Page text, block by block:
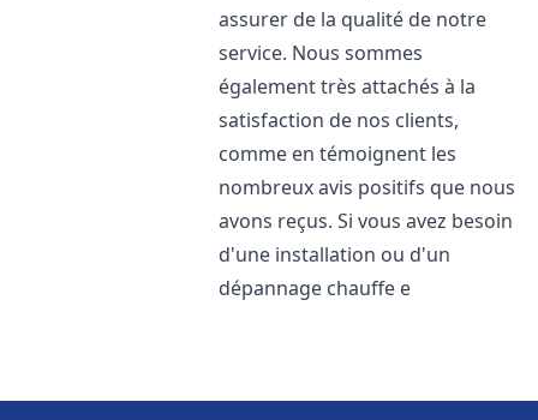
assurer de la qualité de notre
service. Nous sommes
également très attachés à la
satisfaction de nos clients,
comme en témoignent les
nombreux avis positifs que nous
avons reçus. Si vous avez besoin
d'une installation ou d'un
dépannage chauffe e